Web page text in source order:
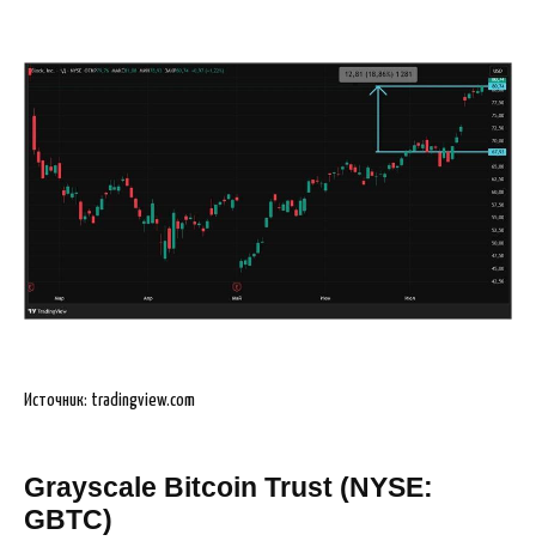
Источник: tradingview.com
Grayscale Bitcoin Trust (NYSE:
GBTC)